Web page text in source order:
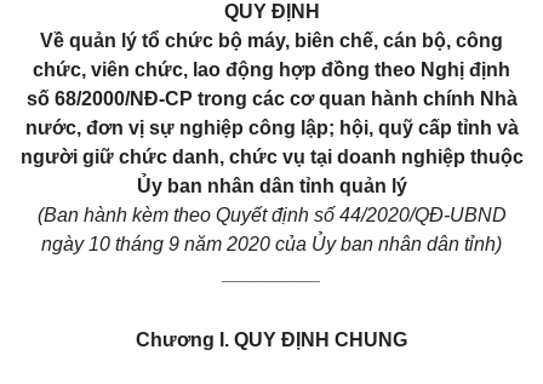
QUY ĐỊNH
Về quản lý tổ chức bộ máy, biên chế, cán bộ, công
chức, viên chức, lao động hợp đồng theo Nghị định
số 68/2000/NĐ-CP trong các cơ quan hành chính Nhà
nước, đơn vị sự nghiệp công lập; hội, quỹ cấp tỉnh và
người giữ chức danh, chức vụ tại doanh nghiệp thuộc
Ủy ban nhân dân tỉnh quản lý
(Ban hành kèm theo Quyết định số 44/2020/QĐ-UBND
ngày 10 tháng 9 năm 2020 của Ủy ban nhân dân tỉnh)
Chương I. QUY ĐỊNH CHUNG